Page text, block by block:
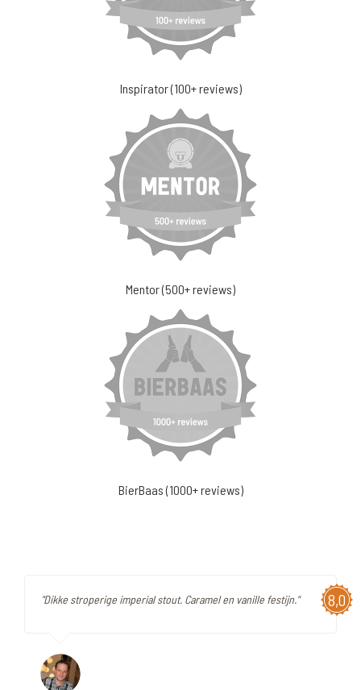
Inspirator (100+ reviews)
Mentor (500+ reviews)
BierBaas (1000+ reviews)
8,0
"Dikke stroperige imperial stout. Caramel en vanille festijn."